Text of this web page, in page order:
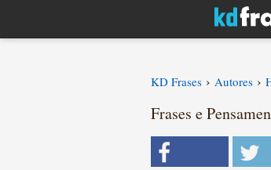
KD Frases › Autores ›
Frases e